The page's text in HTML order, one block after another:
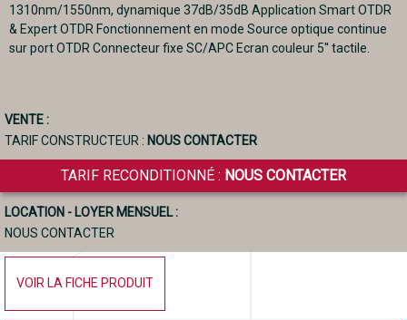
1310nm/1550nm, dynamique 37dB/35dB Application Smart OTDR
& Expert OTDR Fonctionnement en mode Source optique continue
sur port OTDR Connecteur fixe SC/APC Ecran couleur 5'' tactile.
VENTE :
TARIF CONSTRUCTEUR : NOUS CONTACTER
TARIF RECONDITIONNÉ : NOUS CONTACTER
LOCATION - LOYER MENSUEL :
NOUS CONTACTER
VOIR LA FICHE PRODUIT